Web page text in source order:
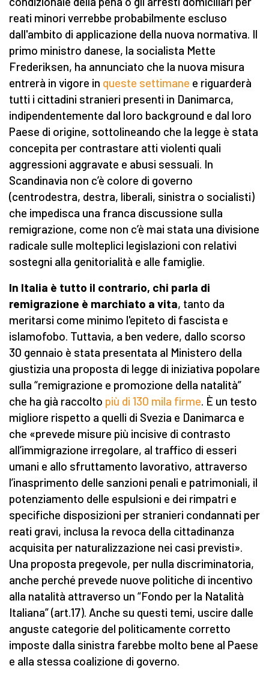
reati minori verrebbe probabilmente escluso
dall'ambito di applicazione della nuova normativa. Il
primo ministro danese, la socialista Mette
Frederiksen, ha annunciato che la nuova misura
entrerà in vigore in queste settimane e riguarderà
tutti i cittadini stranieri presenti in Danimarca,
indipendentemente dal loro background e dal loro
Paese di origine, sottolineando che la legge è stata
concepita per contrastare atti violenti quali
aggressioni aggravate e abusi sessuali. In
Scandinavia non c’è colore di governo
(centrodestra, destra, liberali, sinistra o socialisti)
che impedisca una franca discussione sulla
remigrazione, come non c’è mai stata una divisione
radicale sulle molteplici legislazioni con relativi
sostegni alla genitorialità e alle famiglie.
In Italia è tutto il contrario, chi parla di
remigrazione è marchiato a vita, tanto da
meritarsi come minimo l'epiteto di fascista e
islamofobo. Tuttavia, a ben vedere, dallo scorso
30 gennaio è stata presentata al Ministero della
giustizia una proposta di legge di iniziativa popolare
sulla “remigrazione e promozione della natalità”
che ha già raccolto più di 130 mila firme. È un testo
migliore rispetto a quelli di Svezia e Danimarca e
che «prevede misure più incisive di contrasto
all’immigrazione irregolare, al traffico di esseri
umani e allo sfruttamento lavorativo, attraverso
l’inasprimento delle sanzioni penali e patrimoniali, il
potenziamento delle espulsioni e dei rimpatri e
specifiche disposizioni per stranieri condannati per
reati gravi, inclusa la revoca della cittadinanza
acquisita per naturalizzazione nei casi previsti».
Una proposta pregevole, per nulla discriminatoria,
anche perché prevede nuove politiche di incentivo
alla natalità attraverso un “Fondo per la Natalità
Italiana” (art.17). Anche su questi temi, uscire dalle
anguste categorie del politicamente corretto
imposte dalla sinistra farebbe molto bene al Paese
e alla stessa coalizione di governo.